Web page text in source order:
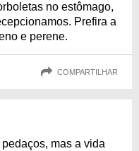
no estômago,
Prefira a
e perene.
COMPARTILHAR
mas a vida